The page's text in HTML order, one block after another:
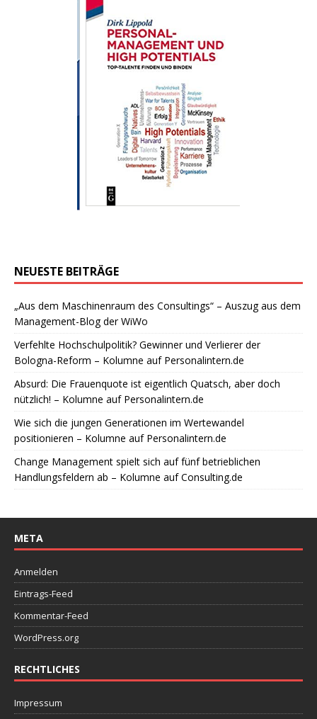
NEUESTE BEITRÄGE
„Aus dem Maschinenraum des Consultings“ – Auszug aus dem
Management-Blog der WiWo
Verfehlte Hochschulpolitik? Gewinner und Verlierer der
Bologna-Reform – Kolumne auf Personalintern.de
Absurd: Die Frauenquote ist eigentlich Quatsch, aber doch
nützlich! – Kolumne auf Personalintern.de
Wie sich die jungen Generationen im Wertewandel
positionieren – Kolumne auf Personalintern.de
Change Management spielt sich auf fünf betrieblichen
Handlungsfeldern ab – Kolumne auf Consulting.de
META
Anmelden
Eintrags-Feed
Kommentar-Feed
WordPress.org
RECHTLICHES
Impressum